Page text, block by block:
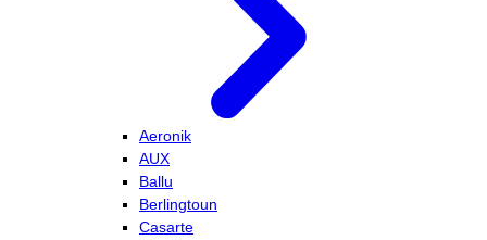
Aeronik
AUX
Ballu
Berlingtoun
Casarte